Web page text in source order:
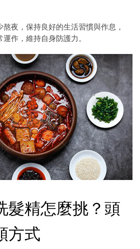
夜，保持良好的生活習慣與作息，
作，維持自身防護力。
髮精怎麼挑？頭
方式